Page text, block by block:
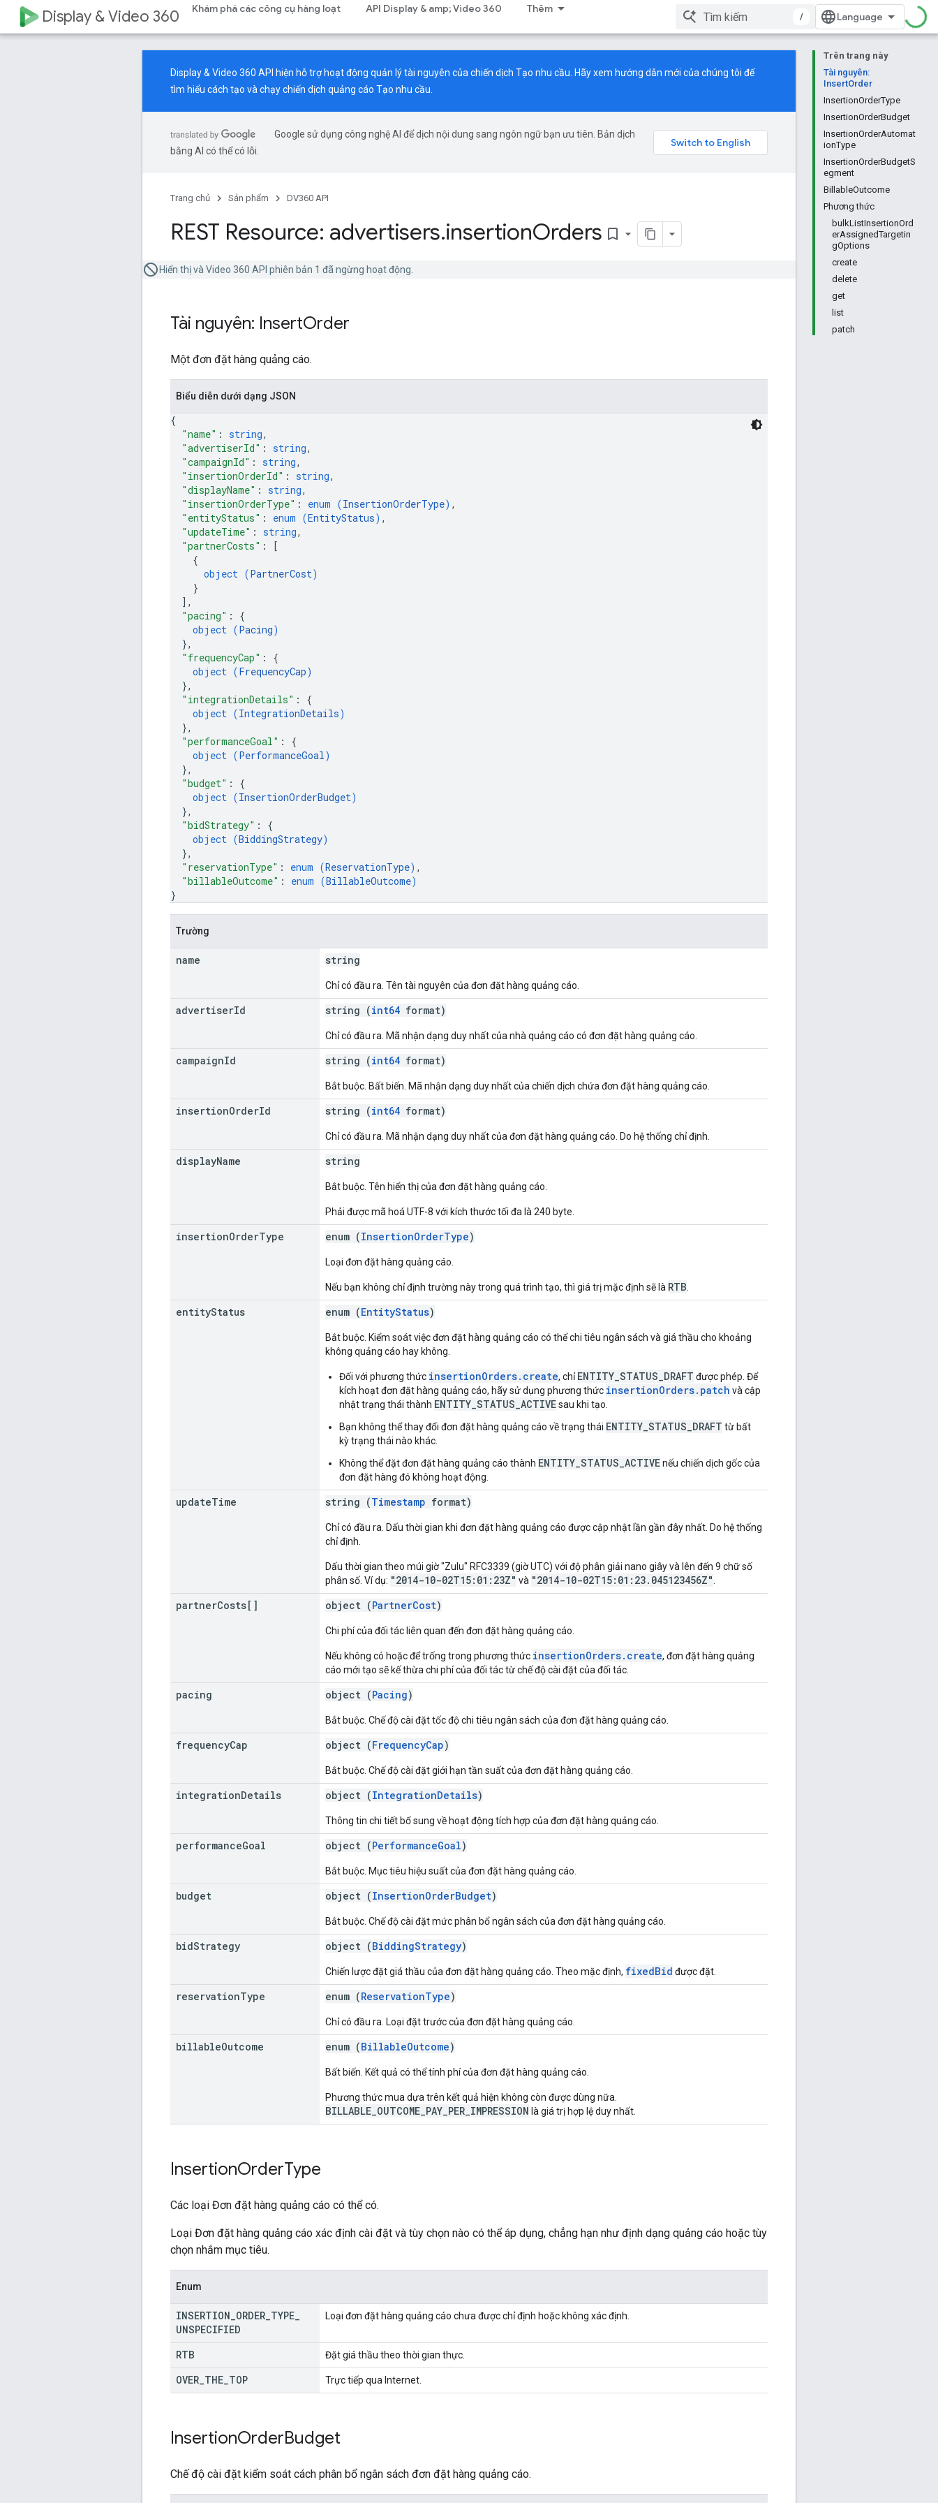
Display & Video 360 Khám phá các công cụ hàng loạt API Display & amp; Video 360 Thêm
/
Trên trang này
Tài nguyên:
InsertOrder
InsertionOrderType
InsertionOrderBudget
InsertionOrderAutomat
ionType
InsertionOrderBudgetS
egment
BillableOutcome
Phương thức
bulkListInsertionOrd
erAssignedTargetin
gOptions
create
delete
get
list
patch
Display & Video 360 API hiện hỗ trợ hoạt động quản lý tài nguyên của chiến dịch Tạo nhu cầu. Hãy xem hướng dẫn mới của chúng tôi để
tìm hiểu cách tạo và chạy chiến dịch quảng cáo Tạo nhu cầu.
Google sử dụng công nghệ AI để dịch nội dung sang ngôn ngữ bạn ưu tiên. Bản dịch
bằng AI có thể có lỗi.
Trang chủ Sản phẩm DV360 API
REST Resource: advertisers.insertionOrders bookmark_border
Hiển thị và Video 360 API phiên bản 1 đã ngừng hoạt động.
Tài nguyên: InsertOrder
Một đơn đặt hàng quảng cáo.
Biểu diễn dưới dạng JSON
{
"name" : string,
"advertiserId" : string,
"campaignId" : string,
"insertionOrderId" : string,
"displayName" : string,
"insertionOrderType" : enum (InsertionOrderType) ,
"entityStatus" : enum (EntityStatus) ,
"updateTime" : string,
"partnerCosts" :
[
{
object (PartnerCost)
}
] ,
"pacing" : {
object (Pacing)
},
"frequencyCap" : {
object (FrequencyCap)
},
"integrationDetails" : {
object (IntegrationDetails)
},
"performanceGoal" : {
object (PerformanceGoal)
},
"budget" : {
object (InsertionOrderBudget)
},
"bidStrategy" : {
object (BiddingStrategy)
},
"reservationType" : enum (ReservationType) ,
"billableOutcome" : enum (BillableOutcome)
}
Trường
name string
Chỉ có đầu ra. Tên tài nguyên của đơn đặt hàng quảng cáo.
advertiserId string (int64 format)
Chỉ có đầu ra. Mã nhận dạng duy nhất của nhà quảng cáo có đơn đặt hàng quảng cáo.
campaignId string (int64 format)
Bắt buộc. Bất biến. Mã nhận dạng duy nhất của chiến dịch chứa đơn đặt hàng quảng cáo.
insertionOrderId string (int64 format)
Chỉ có đầu ra. Mã nhận dạng duy nhất của đơn đặt hàng quảng cáo. Do hệ thống chỉ định.
displayName string
Bắt buộc. Tên hiển thị của đơn đặt hàng quảng cáo.
Phải được mã hoá UTF-8 với kích thước tối đa là 240 byte.
insertionOrderType enum (InsertionOrderType)
Loại đơn đặt hàng quảng cáo.
Nếu bạn không chỉ định trường này trong quá trình tạo, thì giá trị mặc định sẽ là RTB
entityStatus enum (EntityStatus)
Bắt buộc. Kiểm soát việc đơn đặt hàng quảng cáo có thể chi tiêu ngân sách và giá thầu cho khoảng
không quảng cáo hay không.
Đối với phương thức insertionOrders.create, chỉENTITY_STATUS_DRAFT được phép. Để
kích hoạt đơn đặt hàng quảng cáo, hãy sử dụng phương thức insertionOrders.patch và cập
nhật trạng thái thành ENTITY_STATUS_ACTIVEsau khi tạo.
Bạn không thể thay đổi đơn đặt hàng quảng cáo về trạng thái ENTITY_STATUS_DRAFT từ bất
kỳ trạng thái nào khác.
Không thể đặt đơn đặt hàng quảng cáo thành ENTITY_STATUS_ACTIVEnếu chiến dịch gốc của
đơn đặt hàng đó không hoạt động.
updateTime string (Timestamp format)
Chỉ có đầu ra. Dấu thời gian khi đơn đặt hàng quảng cáo được cập nhật lần gần đây nhất. Do hệ thống
chỉ định.
Dấu thời gian theo múi giờ "Zulu" RFC3339 (giờ UTC) với độ phân giải nano giây và lên đến 9 chữ số
phân số. Ví dụ: "2014-10-02T15:01:23Z" và "2014-10-02T15:01:23.045123456Z"
partnerCosts[] object (PartnerCost)
Chi phí của đối tác liên quan đến đơn đặt hàng quảng cáo.
Nếu không có hoặc để trống trong phương thức insertionOrders.create, đơn đặt hàng quảng
cáo mới tạo sẽ kế thừa chi phí của đối tác từ chế độ cài đặt của đối tác.
pacing object (Pacing)
Bắt buộc. Chế độ cài đặt tốc độ chi tiêu ngân sách của đơn đặt hàng quảng cáo.
frequencyCap object (FrequencyCap)
Bắt buộc. Chế độ cài đặt giới hạn tần suất của đơn đặt hàng quảng cáo.
integrationDetails object (IntegrationDetails)
Thông tin chi tiết bổ sung về hoạt động tích hợp của đơn đặt hàng quảng cáo.
performanceGoal object (PerformanceGoal)
Bắt buộc. Mục tiêu hiệu suất của đơn đặt hàng quảng cáo.
budget object (InsertionOrderBudget)
Bắt buộc. Chế độ cài đặt mức phân bổ ngân sách của đơn đặt hàng quảng cáo.
bidStrategy object (BiddingStrategy)
Chiến lược đặt giá thầu của đơn đặt hàng quảng cáo. Theo mặc định, fixedBid được đặt.
reservationType enum (ReservationType)
Chỉ có đầu ra. Loại đặt trước của đơn đặt hàng quảng cáo.
billableOutcome enum (BillableOutcome)
Bất biến. Kết quả có thể tính phí của đơn đặt hàng quảng cáo.
Phương thức mua dựa trên kết quả hiện không còn được dùng nữa.
BILLABLE_OUTCOME_PAY_PER_IMPRESSION là giá trị hợp lệ duy nhất.
InsertionOrderType
Các loại Đơn đặt hàng quảng cáo có thể có.
Loại Đơn đặt hàng quảng cáo xác định cài đặt và tùy chọn nào có thể áp dụng, chẳng hạn như định dạng quảng cáo hoặc tùy
chọn nhắm mục tiêu.
Enum
INSERTION ORDER TYPE
UNSPECIFIED
Loại đơn đặt hàng quảng cáo chưa được chỉ định hoặc không xác định.
RTB Đặt giá thầu theo thời gian thực.
OVER THE TOP Trực tiếp qua Internet.
InsertionOrderBudget
Chế độ cài đặt kiểm soát cách phân bổ ngân sách đơn đặt hàng quảng cáo.